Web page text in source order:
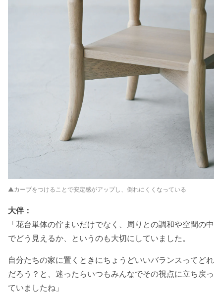
▲カーブをつけることで安定感がアップし、倒れにくくなっている
大伴：
「花台単体の佇まいだけでなく、周りとの調和や空間の中
でどう見えるか、というのも大切にしていました。
自分たちの家に置くときにちょうどいいバランスってどれ
だろう？と、迷ったらいつもみんなでその視点に立ち戻っ
ていましたね」